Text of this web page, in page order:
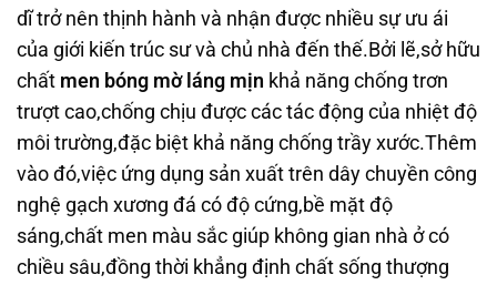
dĩ trở nên thịnh hành và nhận được nhiều sự ưu ái
của giới kiến trúc sư và chủ nhà đến thế.Bởi lẽ,sở hữu
chất men bóng mờ láng mịn khả năng chống trơn
trượt cao,chống chịu được các tác động của nhiệt độ
môi trường,đặc biệt khả năng chống trầy xước.Thêm
vào đó,việc ứng dụng sản xuất trên dây chuyền công
nghệ gạch xương đá có độ cứng,bề mặt độ
sáng,chất men màu sắc giúp không gian nhà ở có
chiều sâu,đồng thời khẳng định chất sống thượng